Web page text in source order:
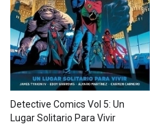
Detective Comics Vol 5: Un
Lugar Solitario Para Vivir